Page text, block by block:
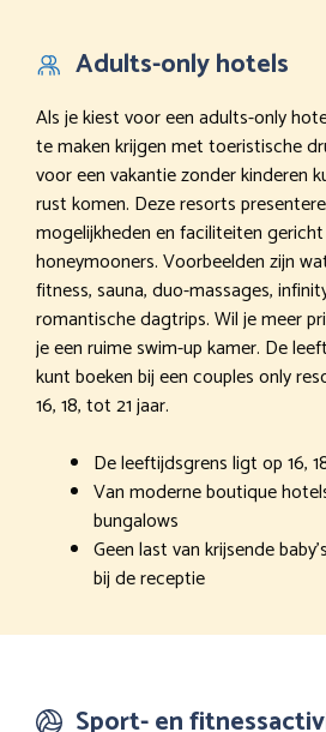
Adults-only hotels
Als je kiest voor een adults-only
te maken krijgen met toeristische
voor een vakantie zonder kinderen
rust komen. Deze resorts
mogelijkheden en faciliteiten
honeymooners. Voorbeelden zijn
fitness, sauna, duo-massages,
romantische dagtrips. Wil je meer
je een ruime swim-up kamer. De
kunt boeken bij een couples only
16, 18, tot 21 jaar.
De leeftijdsgrens ligt op 16,
Van moderne boutique
bungalows
Geen last van krijsende
bij de receptie
Sport- en